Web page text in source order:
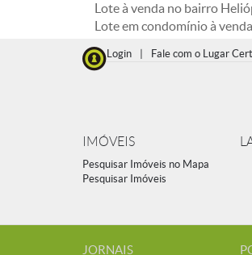
Lote à venda no bairro
Lote em condomínio à
Login Fale com o Lugar
IMÓVEIS
Pesquisar Imóveis no Mapa
Pesquisar Imóveis
JORNAIS